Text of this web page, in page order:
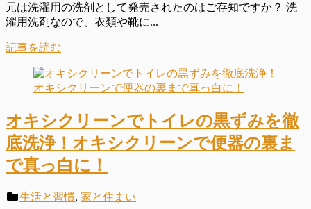
元は洗濯用の洗剤として発売されたのはご存知ですか？ 洗
濯用洗剤なので、衣類や靴に...
記事を読む
オキシクリーンでトイレの黒ずみを徹
底洗浄！オキシクリーンで便器の裏ま
で真っ白に！
生活と習慣, 家と住まい